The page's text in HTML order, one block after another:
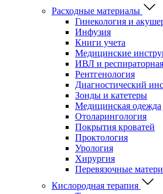
Расходные материалы
Гинекология и
Инфузия
Книги учета
Медицинские
ИВЛ и
Рентгенология
Диагностический
Зонды и катетеры
Медицинская одежда
Отоларингология
Покрытия кроватей
Проктология
Урология
Хирургия
Перевязочные
Кислородная терапия